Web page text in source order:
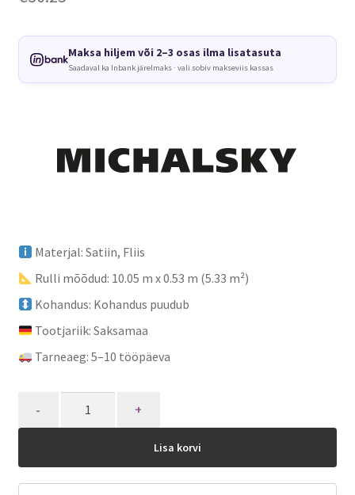
Maksa hiljem või 2–3 osas ilma lisatasuta
Saadaval ka Inbank järelmaks · vali sobiv makseviis kassas
Materjal: Satiin, Fliis
Rulli mõõdud: 10.05 m x 0.53 m (5.33 m²)
Kohandus: Kohandus puudub
Tootjariik: Saksamaa
Tarneaeg: 5–10 tööpäeva
Lisa korvi